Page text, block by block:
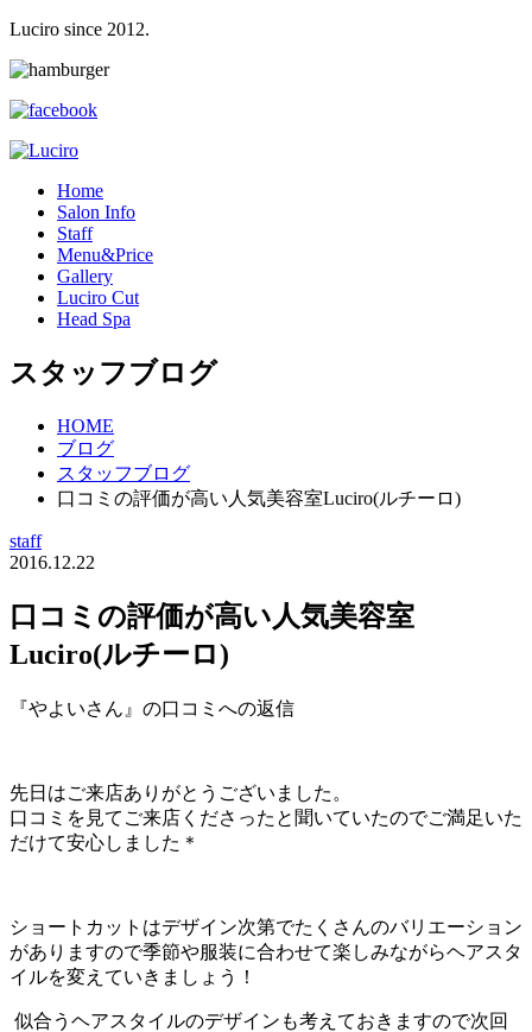
Luciro since 2012.
Home
Salon Info
Staff
Menu&Price
Gallery
Luciro Cut
Head Spa
スタッフブログ
HOME
ブログ
スタッフブログ
口コミの評価が高い人気美容室Luciro(ルチーロ)
staff
2016.12.22
口コミの評価が高い人気美容室
Luciro(ルチーロ)
『やよいさん』の口コミへの返信
先日はご来店ありがとうございました。
口コミを見てご来店くださったと聞いていたのでご満足いた
だけて安心しました＊
ショートカットはデザイン次第でたくさんのバリエーション
がありますので季節や服装に合わせて楽しみながらヘアスタ
イルを変えていきましょう！
似合うヘアスタイルのデザインも考えておきますので次回